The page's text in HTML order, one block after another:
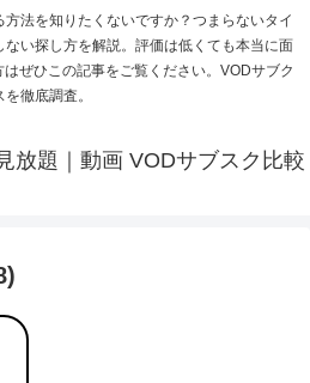
法を知りたくないですか？つまらないタイ
ない探し方を解説。評価は低くても本当に面
ぜひこの記事をご覧ください。VODサブク
を徹底調査。
放題｜動画 VODサブスク比較